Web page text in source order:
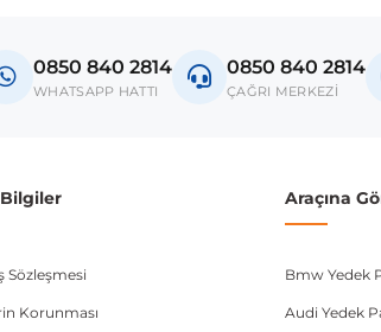
ve kasa tipleri kullanabilmektedir. Sipariş
0850 840 2814
WHATSAPP HATTI
0850 840 2814
ÇAĞRI MERKEZİ
Sözleşmesi
Korunması
Araçına
Bmw Yedek
Audi Yedek